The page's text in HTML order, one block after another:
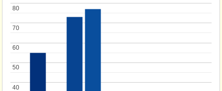
40
40
50
50
60
60
70
70
80
80